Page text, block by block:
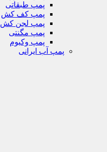
پمپ طبقاتی
پمپ کف کش
پمپ لجن کش
پمپ مگنتی
پمپ وکیوم
پمپ آب ایرانی